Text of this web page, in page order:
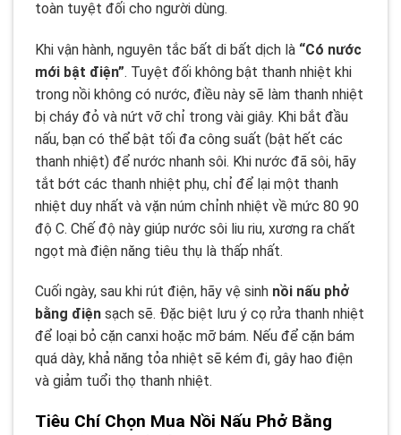
toàn tuyệt đối cho người dùng.
Khi vận hành, nguyên tắc bất di bất dịch là “Có nước
mới bật điện”. Tuyệt đối không bật thanh nhiệt khi
trong nồi không có nước, điều này sẽ làm thanh nhiệt
bị cháy đỏ và nứt vỡ chỉ trong vài giây. Khi bắt đầu
nấu, bạn có thể bật tối đa công suất (bật hết các
thanh nhiệt) để nước nhanh sôi. Khi nước đã sôi, hãy
tắt bớt các thanh nhiệt phụ, chỉ để lại một thanh
nhiệt duy nhất và vặn núm chỉnh nhiệt về mức 80 90
độ C. Chế độ này giúp nước sôi liu riu, xương ra chất
ngọt mà điện năng tiêu thụ là thấp nhất.
Cuối ngày, sau khi rút điện, hãy vệ sinh nồi nấu phở
bằng điện sạch sẽ. Đặc biệt lưu ý cọ rửa thanh nhiệt
để loại bỏ cặn canxi hoặc mỡ bám. Nếu để cặn bám
quá dày, khả năng tỏa nhiệt sẽ kém đi, gây hao điện
và giảm tuổi thọ thanh nhiệt.
Tiêu Chí Chọn Mua Nồi Nấu Phở Bằng